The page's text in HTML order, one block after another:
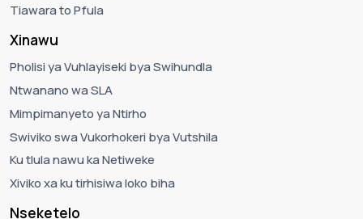
Tiawara to Pfula
Xinawu
Pholisi ya Vuhlayiseki bya Swihundla
Ntwanano wa SLA
Mimpimanyeto ya Ntirho
Swiviko swa Vukorhokeri bya Vutshila
Ku tlula nawu ka Netiweke
Xiviko xa ku tirhisiwa loko biha
Nseketelo